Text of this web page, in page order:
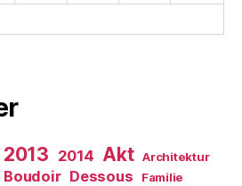
2013 2014 Akt Architektur
Boudoir Dessous Familie